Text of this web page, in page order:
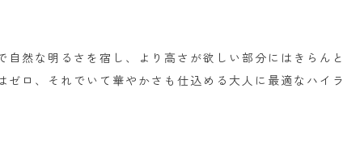
然な明るさを宿し、より高さが欲しい部分にはきらんと
ロ、それでいて華やかさも仕込める大人に最適なハイラ